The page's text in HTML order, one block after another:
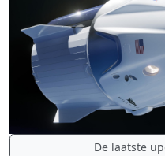
De laatste